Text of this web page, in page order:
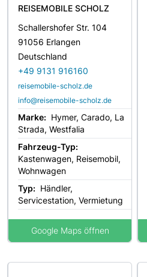
REISEMOBILE SCHOLZ
Schallershofer Str. 104
91056 Erlangen
Deutschland
+49 9131 916160
reisemobile-scholz.de
info@reisemobile-scholz.de
Marke: Hymer, Carado, La
Strada, Westfalia
Fahrzeug-Typ:
Kastenwagen, Reisemobil,
Wohnwagen
Typ: Händler,
Servicestation, Vermietung
Google Maps öffnen